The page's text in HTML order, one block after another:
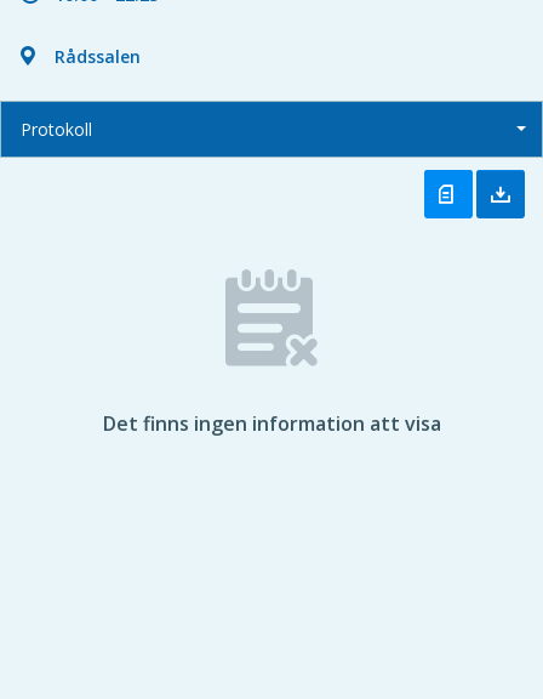
Rådssalen
Protokoll
Det finns ingen information att visa